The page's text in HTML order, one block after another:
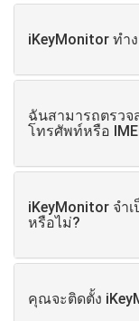
iKeyMonitor ทํ
ฉันสามารถตรวจ
โทรศัพท์หรือ
iKeyMonitor จํา
หรือไม่?
คุณจะติดตั้ง